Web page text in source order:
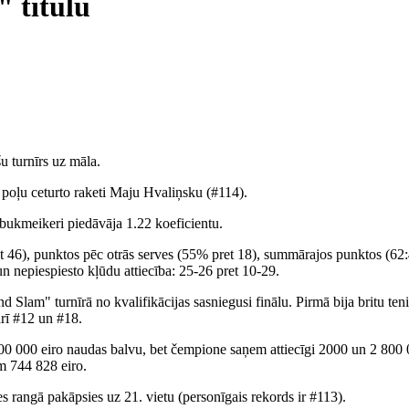
titulu
turnīrs uz māla.
ceturto raketi Maju Hvaliņsku (#114).
piedāvāja 1.22 koeficientu.
punktos pēc otrās serves (55% pret 18), summārajos punktos
nepiespiesto kļūdu attiecība: 25-26 pret 10-29.
Slam" turnīrā no kvalifikācijas sasniegusi finālu. Pirmā bija britu
#12 un #18.
000 eiro naudas balvu, bet čempione saņem attiecīgi 2000 un 2
744 828 eiro.
pakāpsies uz 21. vietu (personīgais rekords ir #113).